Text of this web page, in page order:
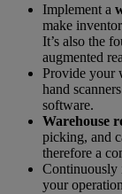
Implement a
make
It’s also the
augmented
Provide your
hand
software.
Warehouse
picking, and
therefore a
Continuously
your